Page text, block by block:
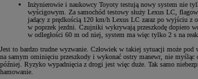
Inżynierowie i naukowcy Toyoty testują nowy system nie
wyścigowym. Za samochód testowy służy Lexus LC,
jadący z prędkością 120 km/h Lexus LC zaraz po wyjściu z
w poprzek jezdni. Czujniki wykrywają przeszkodę dopiero
w odległości 60 m od niej, system ma więc tylko 2 s na
Jest to bardzo trudne wyzwanie. Człowiek w takiej sytuacji może pod
na samym ominięciu przeszkody i wykonać ostry manewr, nie
później. Ryzyko wypadnięcia z drogi jest więc duże. Tak samo
hamowanie.